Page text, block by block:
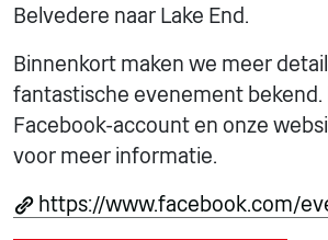
Belvedere naar Lake End.
Binnenkort maken we meer
fantastische evenement bekend.
Facebook-account en onze
voor meer informatie.
https://www.facebook.com/